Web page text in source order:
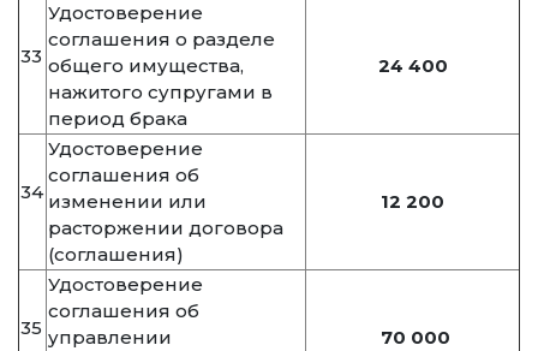
33
Удостоверение
соглашения о разделе
общего имущества,
нажитого супругами в
период брака
24 400
34
Удостоверение
соглашения об
изменении или
расторжении договора
(соглашения)
12 200
35
Удостоверение
соглашения об
управлении
70 000